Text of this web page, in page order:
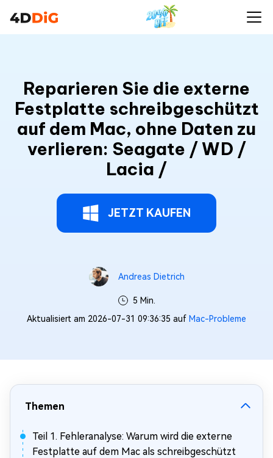
Reparieren Sie die externe
Festplatte schreibgeschützt
auf dem Mac, ohne Daten zu
verlieren: Seagate / WD /
Lacia /
JETZT KAUFEN
Andreas Dietrich
5 Min.
Aktualisiert am 2026-07-31 09:36:35 auf Mac-Probleme
Themen
Teil 1. Fehleranalyse: Warum wird die externe
Festplatte auf dem Mac als schreibgeschützt